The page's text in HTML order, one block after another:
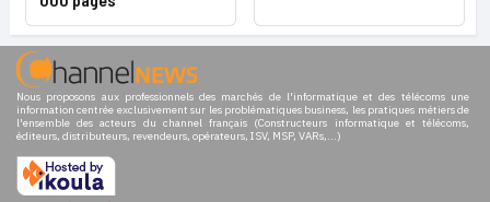
Nous proposons aux professionnels des marchés de l'informatique et des télécoms une
information centrée exclusivement sur les problématiques business, les pratiques métiers de
l'ensemble des acteurs du channel français (Constructeurs informatique et télécoms,
éditeurs, distributeurs, revendeurs, opérateurs, ISV, MSP, VARs,...)